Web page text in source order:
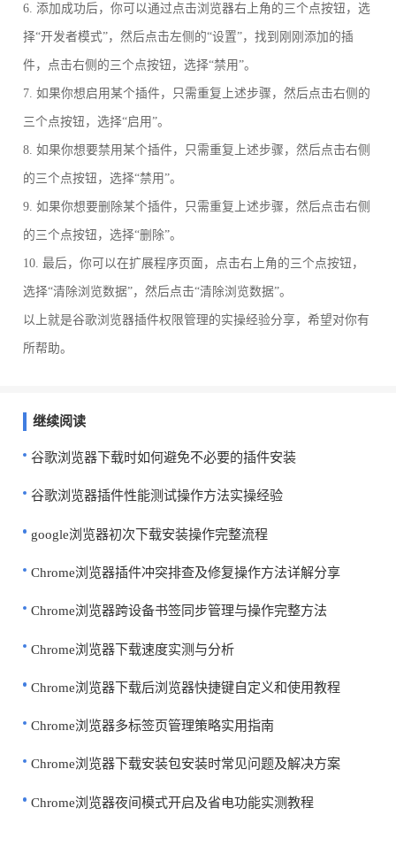
6. 添加成功后，你可以通过点击浏览器右上角的三个点按钮，选
择“开发者模式”，然后点击左侧的“设置”，找到刚刚添加的插
件，点击右侧的三个点按钮，选择“禁用”。
7. 如果你想启用某个插件，只需重复上述步骤，然后点击右侧的
三个点按钮，选择“启用”。
8. 如果你想要禁用某个插件，只需重复上述步骤，然后点击右侧
的三个点按钮，选择“禁用”。
9. 如果你想要删除某个插件，只需重复上述步骤，然后点击右侧
的三个点按钮，选择“删除”。
10. 最后，你可以在扩展程序页面，点击右上角的三个点按钮，
选择“清除浏览数据”，然后点击“清除浏览数据”。
以上就是谷歌浏览器插件权限管理的实操经验分享，希望对你有
所帮助。
继续阅读
谷歌浏览器下载时如何避免不必要的插件安装
谷歌浏览器插件性能测试操作方法实操经验
google浏览器初次下载安装操作完整流程
Chrome浏览器插件冲突排查及修复操作方法详解分享
Chrome浏览器跨设备书签同步管理与操作完整方法
Chrome浏览器下载速度实测与分析
Chrome浏览器下载后浏览器快捷键自定义和使用教程
Chrome浏览器多标签页管理策略实用指南
Chrome浏览器下载安装包安装时常见问题及解决方案
Chrome浏览器夜间模式开启及省电功能实测教程